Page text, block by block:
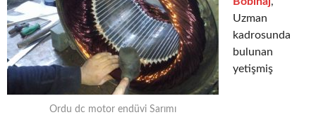
Ordu dc motor endüvi Sarımı
Uzman
kadrosunda
bulunan
yetişmiş